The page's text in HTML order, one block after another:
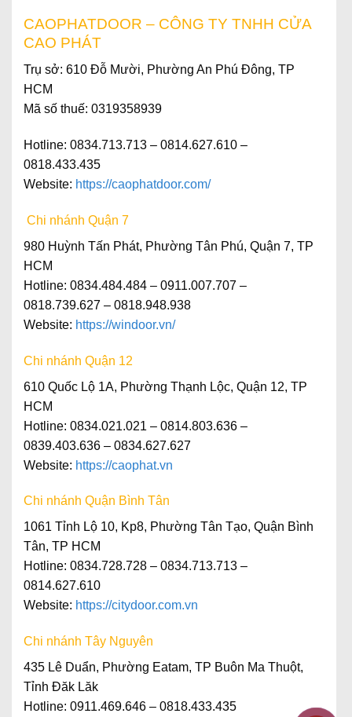
CAOPHATDOOR – CÔNG TY TNHH CỬA
CAO PHÁT
Trụ sở: 610 Đỗ Mười, Phường An Phú Đông, TP
HCM
Mã số thuế: 0319358939
Hotline: 0834.713.713 – 0814.627.610 –
0818.433.435
Website: https://caophatdoor.com/
Chi nhánh Quận 7
980 Huỳnh Tấn Phát, Phường Tân Phú, Quận 7, TP
HCM
Hotline: 0834.484.484 – 0911.007.707 –
0818.739.627 – 0818.948.938
Website: https://windoor.vn/
Chi nhánh Quận 12
610 Quốc Lộ 1A, Phường Thạnh Lộc, Quận 12, TP
HCM
Hotline: 0834.021.021 – 0814.803.636 –
0839.403.636 – 0834.627.627
Website: https://caophat.vn
Chi nhánh Quận Bình Tân
1061 Tỉnh Lộ 10, Kp8, Phường Tân Tạo, Quận Bình
Tân, TP HCM
Hotline: 0834.728.728 – 0834.713.713 –
0814.627.610
Website: https://citydoor.com.vn
Chi nhánh Tây Nguyên
435 Lê Duẩn, Phường Eatam, TP Buôn Ma Thuột,
Tỉnh Đăk Lăk
Hotline: 0911.469.646 – 0818.433.435